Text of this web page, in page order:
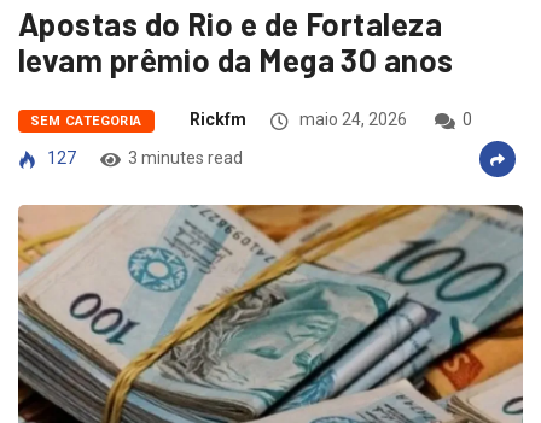
Apostas do Rio e de Fortaleza
levam prêmio da Mega 30 anos
SEM CATEGORIA Rickfm maio 24, 2026
0
127
3 minutes read